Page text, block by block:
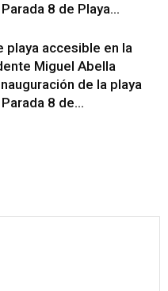
8 de Playa...
playa accesible en la
Miguel Abella
de la playa
8 de...